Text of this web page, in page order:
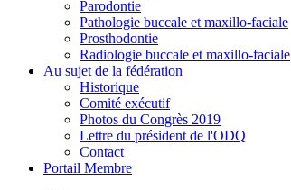
Parodontie
Pathologie buccale et maxillo-faciale
Prosthodontie
Radiologie buccale et maxillo-faciale
Au sujet de la fédération
Historique
Comité exécutif
Photos du Congrès 2019
Lettre du président de l'ODQ
Contact
Portail Membre